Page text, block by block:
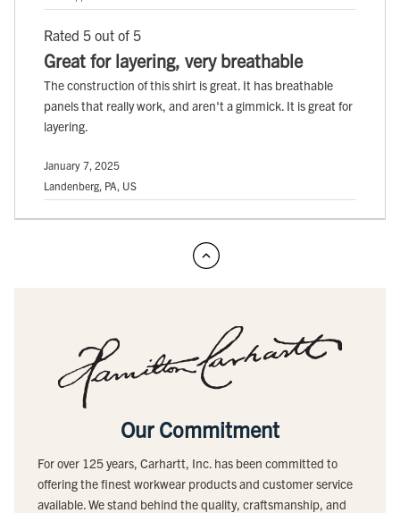
Rated 5 out of 5
Great for layering, very breathable
The construction of this shirt is great. It has breathable
panels that really work, and aren't a gimmick. It is great for
layering.
January 7, 2025
Landenberg, PA, US
Our Commitment
For over 125 years, Carhartt, Inc. has been committed to
offering the finest workwear products and customer service
available. We stand behind the quality, craftsmanship, and